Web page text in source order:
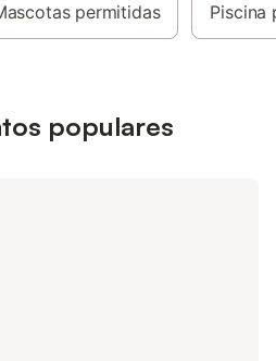
permitidas Piscina
populares